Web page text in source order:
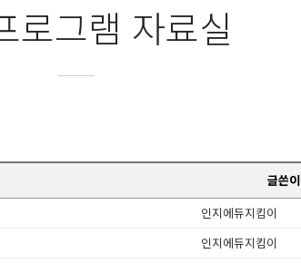
로그램 자료실
글쓴이
인지에듀지킴이
인지에듀지킴이